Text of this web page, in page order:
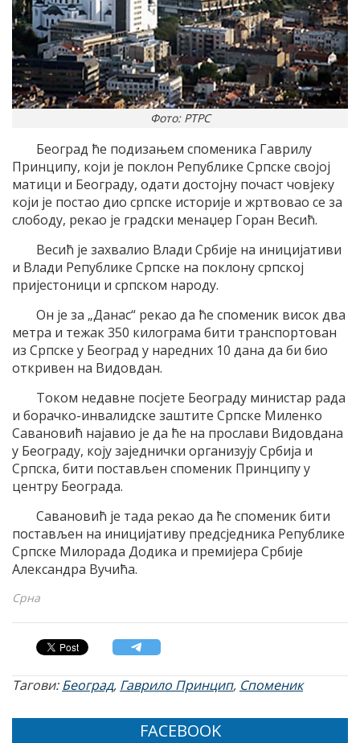
Фото: РТРС
Београд ће подизањем споменика Гаврилу
Принципу, који је поклон Републике Српске својој
матици и Београду, одати достојну почаст човјеку
који је постао дио српске историје и жртвовао се за
слободу, рекао је градски менаџер Горан Весић.
Весић је захвалио Влади Србије на иницијативи
и Влади Републике Српске на поклону српској
пријестоници и српском народу.
Он је за „Данас“ рекао да ће споменик висок два
метра и тежак 350 килограма бити транспортован
из Српске у Београд у наредних 10 дана да би био
откривен на Видовдан.
Током недавне посјете Београду министар рада
и борачко-инвалидске заштите Српске Миленко
Савановић најавио је да ће на прослави Видовдана
у Београду, коју заједнички организују Србија и
Српска, бити постављен споменик Принципу у
центру Београда.
Савановић је тада рекао да ће споменик бити
постављен на иницијативу предсједника Републике
Српске Милорада Додика и премијера Србије
Александра Вучића.
Срна
Тагови:Београд, Гаврило Принцип, Споменик
FACEBOOK